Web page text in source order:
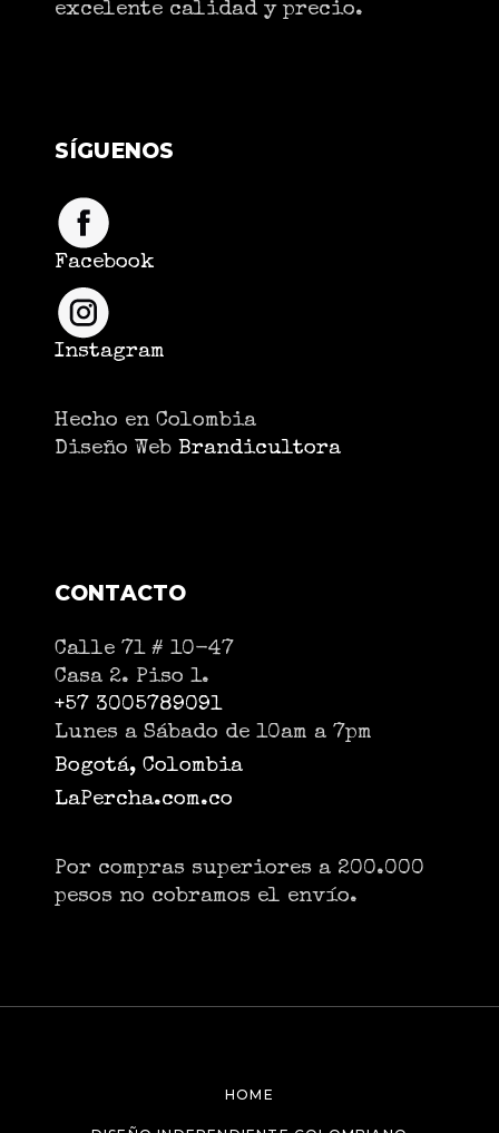
excelente calidad y precio.
SÍGUENOS
Facebook
Instagram
Hecho en Colombia
Diseño Web Brandicultora
CONTACTO
Calle 71 # 10-47
Casa 2. Piso 1.
+57 3005789091
Lunes a Sábado de 10am a 7pm
Bogotá, Colombia
LaPercha.com.co
Por compras superiores a 200.000
pesos no cobramos el envío.
HOME